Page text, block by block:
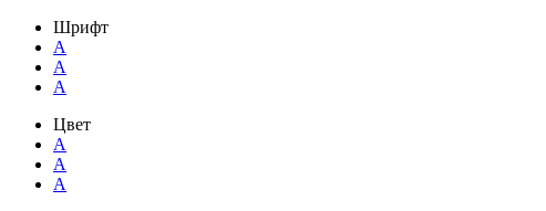
Шрифт
A
A
A
Цвет
A
A
A